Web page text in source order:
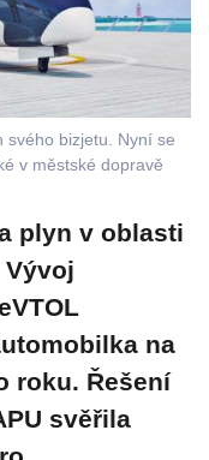
svého bizjetu. Nyní se
v městské dopravě
plyn v oblasti
Vývoj
na
roku. Řešení
svěřila